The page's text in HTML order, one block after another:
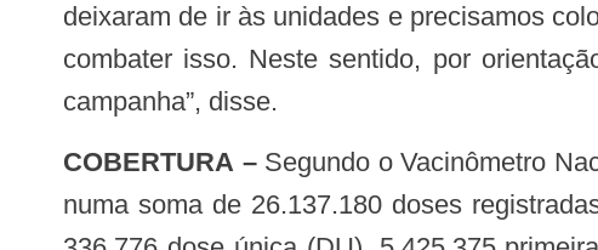
deixaram de ir às unidades e precisamos
combater isso. Neste sentido, por
campanha”, disse.
COBERTURA – Segundo o Vacinômetro
numa soma de 26.137.180 doses